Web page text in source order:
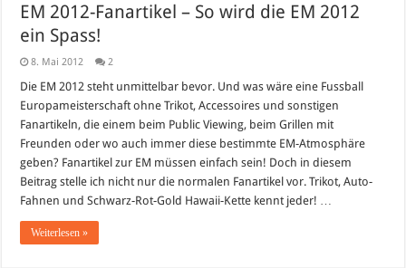
EM 2012-Fanartikel – So wird die EM 2012
ein Spass!
8. Mai 2012 2
Die EM 2012 steht unmittelbar bevor. Und was wäre eine Fussball
Europameisterschaft ohne Trikot, Accessoires und sonstigen
Fanartikeln, die einem beim Public Viewing, beim Grillen mit
Freunden oder wo auch immer diese bestimmte EM-Atmosphäre
geben? Fanartikel zur EM müssen einfach sein! Doch in diesem
Beitrag stelle ich nicht nur die normalen Fanartikel vor. Trikot, Auto-
Fahnen und Schwarz-Rot-Gold Hawaii-Kette kennt jeder! …
Weiterlesen »